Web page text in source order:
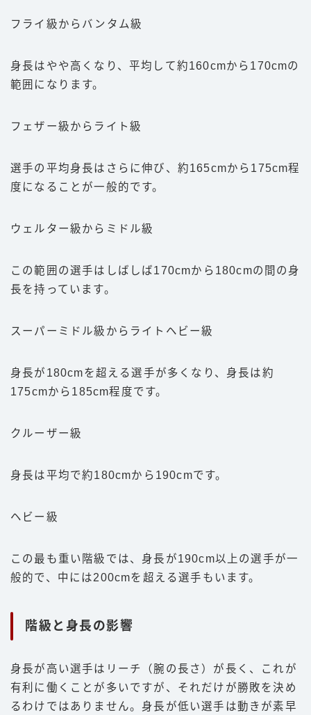
フライ級からバンタム級
身長はやや高くなり、平均して約160cmから170cmの
範囲になります。
フェザー級からライト級
選手の平均身長はさらに伸び、約165cmから175cm程
度になることが一般的です。
ウェルター級からミドル級
この範囲の選手はしばしば170cmから180cmの間の身
長を持っています。
スーパーミドル級からライトヘビー級
身長が180cmを超える選手が多くなり、身長は約
175cmから185cm程度です。
クルーザー級
身長は平均で約180cmから190cmです。
ヘビー級
この最も重い階級では、身長が190cm以上の選手が一
般的で、中には200cmを超える選手もいます。
階級と身長の影響
身長が高い選手はリーチ（腕の長さ）が長く、これが
有利に働くことが多いですが、それだけが勝敗を決め
るわけではありません。身長が低い選手は動きが素早